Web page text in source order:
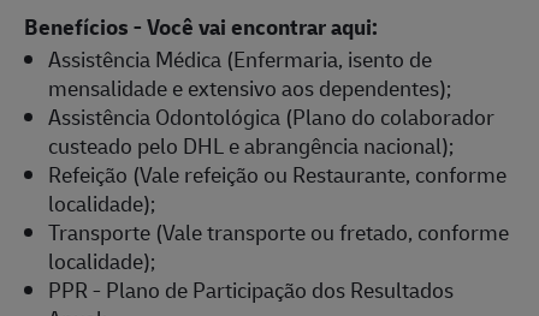
Benefícios - Você vai encontrar aqui:
Assistência Médica (Enfermaria, isento de
mensalidade e extensivo aos dependentes);
Assistência Odontológica (Plano do colaborador
custeado pelo DHL e abrangência nacional);
Refeição (Vale refeição ou Restaurante, conforme
localidade);
Transporte (Vale transporte ou fretado, conforme
localidade);
PPR - Plano de Participação dos Resultados